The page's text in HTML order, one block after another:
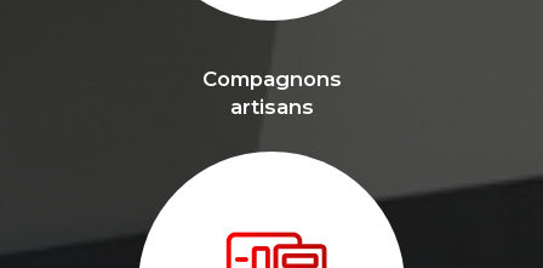
Compagnons
artisans